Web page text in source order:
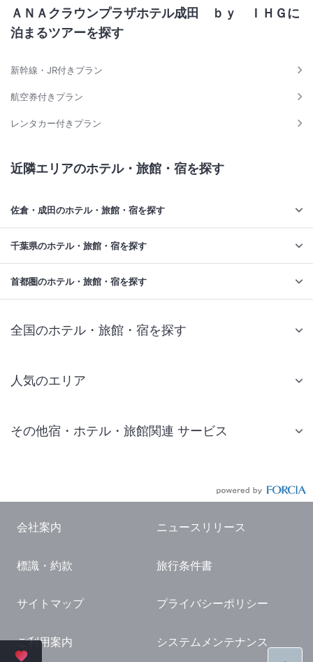
ＡＮＡクラウンプラザホテル成田 ｂｙ ＩＨＧに
泊まるツアーを探す
新幹線・JR付きプラン
航空券付きプラン
レンタカー付きプラン
近隣エリアのホテル・旅館・宿を探す
佐倉・成田のホテル・旅館・宿を探す
千葉県のホテル・旅館・宿を探す
首都圏のホテル・旅館・宿を探す
全国のホテル・旅館・宿を探す
人気のエリア
仙台 ホテル
東京ドーム ホテル
横浜 ホテル
熱海 ホテル
京都 ホテル
その他宿・ホテル・旅館関連 サービス
国内観光ガイド
旅行・観光情報
会社案内 ニュースリリース
標識・約款 旅行条件書
サイトマップ プライバシーポリシー
ご利用案内 システムメンテナンス